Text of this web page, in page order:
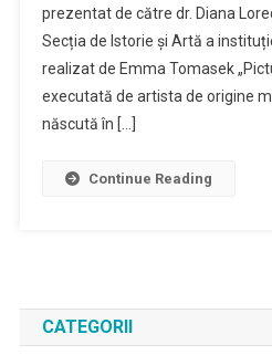
prezentat de către dr. Diana
Secția de Istorie și Artă a
realizat de Emma Tomasek
executată de artista de origine
născută în […]
Continue Reading
CATEGORII